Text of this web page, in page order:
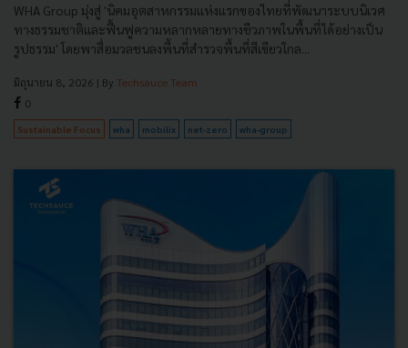
WHA Group มุ่งสู่ 'นิคมอุตสาหกรรมแห่งแรกของไทยที่พัฒนาระบบนิเวศ
ทางธรรมชาติและฟื้นฟูความหลากหลายทางชีวภาพในพื้นที่ได้อย่างเป็น
รูปธรรม' โดยพาสื่อมวลชนลงพื้นที่สำรวจพื้นที่สีเขียวใกล...
มิถุนายน 8, 2026 | By Techsauce Team
0
Sustainable Focus wha mobilix net-zero wha-group